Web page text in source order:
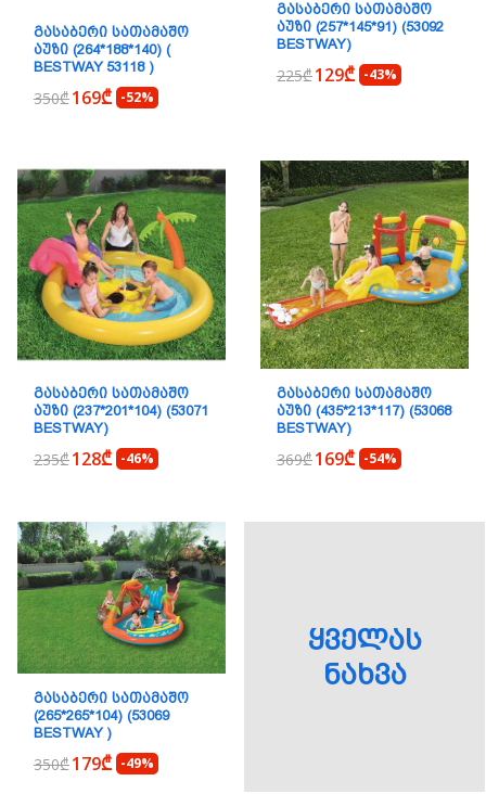
ᲒᲐᲡᲐᲑᲔᲠᲘ ᲡᲐᲗᲐᲛᲐᲨᲝ
ᲐᲣᲖᲘ (264*188*140) (
BESTWAY 53118 )
350₾169₾ -52%
ᲒᲐᲡᲐᲑᲔᲠᲘ ᲡᲐᲗᲐᲛᲐᲨᲝ
ᲐᲣᲖᲘ (257*145*91) (53092
BESTWAY)
225₾129₾ -43%
ᲒᲐᲡᲐᲑᲔᲠᲘ ᲡᲐᲗᲐᲛᲐᲨᲝ
ᲐᲣᲖᲘ (237*201*104) (53071
BESTWAY)
235₾128₾ -46%
ᲒᲐᲡᲐᲑᲔᲠᲘ ᲡᲐᲗᲐᲛᲐᲨᲝ
ᲐᲣᲖᲘ (435*213*117) (53068
BESTWAY)
369₾169₾ -54%
ᲒᲐᲡᲐᲑᲔᲠᲘ ᲡᲐᲗᲐᲛᲐᲨᲝ
(265*265*104) (53069
BESTWAY )
350₾179₾ -49%
ᲧᲕᲔᲚᲐᲡ
ᲜᲐᲮᲕᲐ